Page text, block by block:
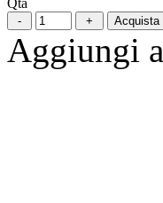
Qtà
Acquista
Aggiungi